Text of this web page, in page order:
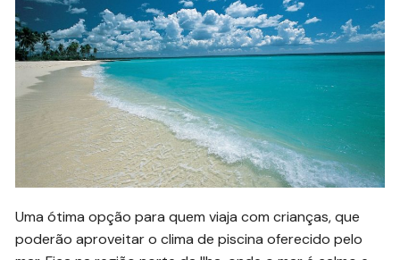
Uma ótima opção para quem viaja com crianças, que
poderão aproveitar o clima de piscina oferecido pelo